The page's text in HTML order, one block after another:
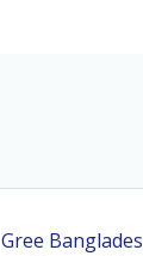
Gree